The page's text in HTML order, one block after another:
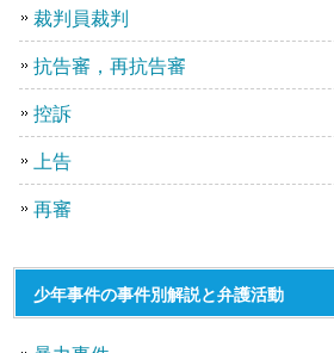
裁判員裁判
抗告審，再抗告審
控訴
上告
再審
少年事件の事件別解説と弁護活動